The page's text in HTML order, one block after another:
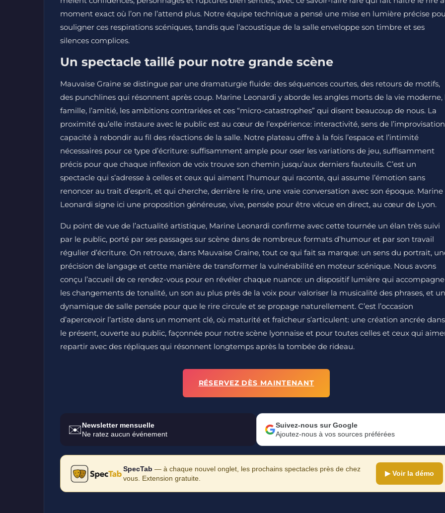
moment exact où l’on ne l’attend plus. Notre équipe technique a pensé une mise en lumière précise
souligner ces respirations scéniques, tandis que l’acoustique de la salle enveloppe son timbre et ses
silences complices.
Un spectacle taillé pour notre grande scène
Mauvaise Graine se distingue par une dramaturgie fluide: des séquences courtes, des retours de motifs,
des punchlines qui résonnent après coup. Marine Leonardi y aborde les angles morts de la vie moderne,
famille, l’amitié, les ambitions contrariées et ces “micro-catastrophes” qui disent beaucoup de nous. La
proximité qu’elle instaure avec le public est au cœur de l’expérience: interactivité, sens de
capacité à rebondir au fil des réactions de la salle. Notre plateau offre à la fois l’espace et l’intimité
nécessaires pour ce type d’écriture: suffisamment ample pour oser les variations de jeu, suffisamment
précis pour que chaque inflexion de voix trouve son chemin jusqu’aux derniers fauteuils. C’est un
spectacle qui s’adresse à celles et ceux qui aiment l’humour qui raconte, qui assume l’émotion sans
renoncer au trait d’esprit, et qui cherche, derrière le rire, une vraie conversation avec son époque. Marine
Leonardi signe ici une proposition généreuse, vive, pensée pour être vécue en direct, au cœur de Lyon.
Du point de vue de l’actualité artistique, Marine Leonardi confirme avec cette tournée un élan très suivi
par le public, porté par ses passages sur scène dans de nombreux formats d’humour et par son travail
régulier d’écriture. On retrouve, dans Mauvaise Graine, tout ce qui fait sa marque: un sens du portrait,
précision de langage et cette manière de transformer la vulnérabilité en moteur scénique. Nous avons
conçu l’accueil de ce rendez-vous pour en révéler chaque nuance: un dispositif lumière qui accompagne
les changements de tonalité, un son au plus près de la voix pour valoriser la musicalité des phrases, et
dynamique de salle pensée pour que le rire circule et se propage naturellement. C’est l’occasion
d’apercevoir l’artiste dans un moment clé, où maturité et fraîcheur s’articulent: une création ancrée dans
le présent, ouverte au public, façonnée pour notre scène lyonnaise et pour toutes celles et ceux qui
repartir avec des répliques qui résonnent longtemps après la tombée de rideau.
RÉSERVEZ DÈS MAINTENANT
✉️Newsletter mensuelle
Ne ratez aucun événement
Suivez-nous sur Google
Ajoutez-nous à vos sources préférées
SpecTab — à chaque nouvel onglet, les prochains spectacles près de chez
vous. Extension gratuite.
▶ Voir la démo